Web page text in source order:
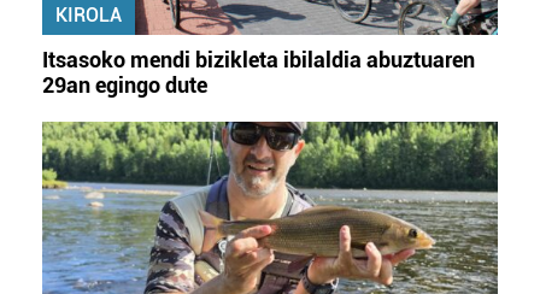
KIROLA
Itsasoko mendi bizikleta ibilaldia abuztuaren
29an egingo dute